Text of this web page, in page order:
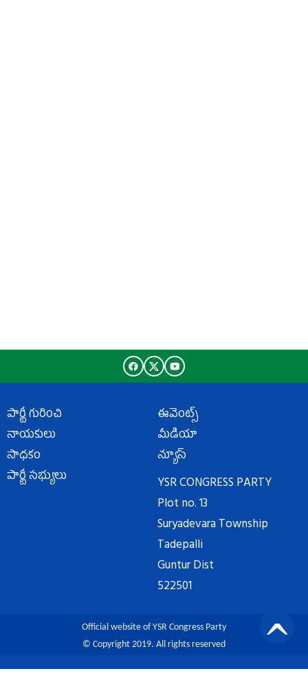
పార్టీ గురించి
నాయకులు
సాధకం
పార్టీ సభ్యులు
ఈవెంట్స్
మీడియా
న్యూస్
YSR CONGRESS PARTY
Plot no. 13
Suryadevara Township
Tadepalli
Guntur Dist
522501
Official website of YSR Congress Party
© Copyright 2019. All rights reserved